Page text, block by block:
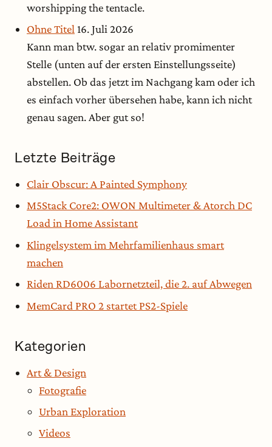
worshipping the tentacle.
Ohne Titel 16. Juli 2026
Kann man btw. sogar an relativ promimenter
Stelle (unten auf der ersten Einstellungsseite)
abstellen. Ob das jetzt im Nachgang kam oder ich
es einfach vorher übersehen habe, kann ich nicht
genau sagen. Aber gut so!
Letzte Beiträge
Clair Obscur: A Painted Symphony
M5Stack Core2: OWON Multimeter & Atorch DC
Load in Home Assistant
Klingelsystem im Mehrfamilienhaus smart
machen
Riden RD6006 Labornetzteil, die 2. auf Abwegen
MemCard PRO 2 startet PS2-Spiele
Kategorien
Art & Design
Fotografie
Urban Exploration
Videos